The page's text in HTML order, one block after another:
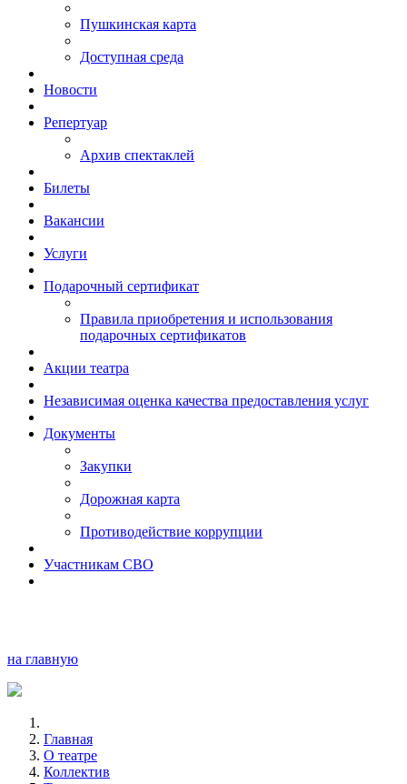
Пушкинская карта
Доступная среда
Новости
Репертуар
Архив спектаклей
Билеты
Вакансии
Услуги
Подарочный сертификат
Правила приобретения и использования
подарочных сертификатов
Акции театра
Независимая оценка качества предоставления услуг
Документы
Закупки
Дорожная карта
Противодействие коррупции
Участникам СВО
на главную
Главная
О театре
Коллектив